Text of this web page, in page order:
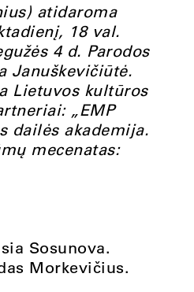
atidaroma
18 val.
4 d. Parodos
Januškevičiūtė.
Lietuvos kultūros
„EMP
dailės akademija.
mecenatas:
Sosunova.
Morkevičius.